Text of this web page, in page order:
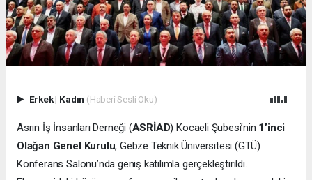
Erkek| Kadın (Haberi Sesli Oku)
Asrın İş İnsanları Derneği (ASRİAD) Kocaeli Şubesi’nin 1’inci
Olağan Genel Kurulu, Gebze Teknik Üniversitesi (GTÜ)
Konferans Salonu’nda geniş katılımla gerçekleştirildi.